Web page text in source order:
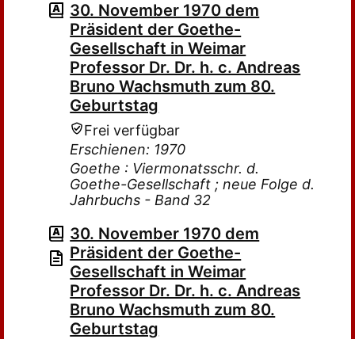
30. November 1970 dem
Präsident der Goethe-
Gesellschaft in Weimar
Professor Dr. Dr. h. c. Andreas
Bruno Wachsmuth zum 80.
Geburtstag
Frei verfügbar
Erschienen: 1970
Goethe : Viermonatsschr. d.
Goethe-Gesellschaft ; neue Folge d.
Jahrbuchs - Band 32
30. November 1970 dem
Präsident der Goethe-
Gesellschaft in Weimar
Professor Dr. Dr. h. c. Andreas
Bruno Wachsmuth zum 80.
Geburtstag